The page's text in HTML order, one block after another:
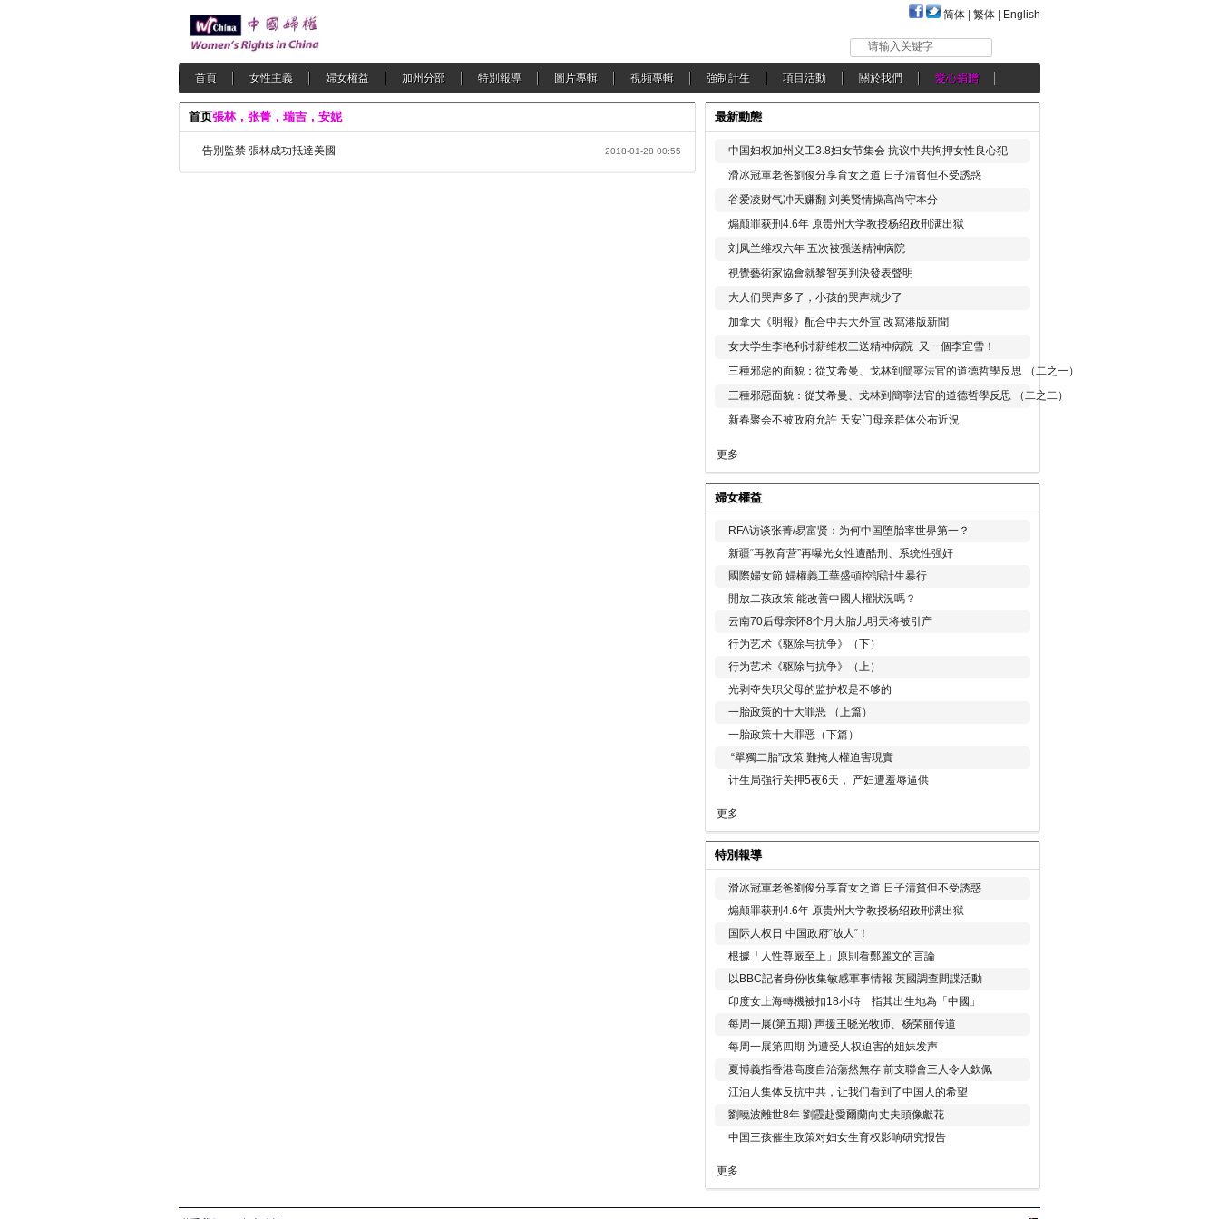
简体 繁体 English
请输入关键字
首頁 女性主義 婦女權益 加州分部 特別報導 圖片專輯 視頻專輯 強制計生 項目活動 關於我們 愛心捐贈
首页張林，张菁，瑞吉，安妮
告別監禁 張林成功抵達美國 2018-01-28 00:55
最新動態
中国妇权加州义工3.8妇女节集会 抗议中共拘押女性良心犯
滑冰冠軍老爸劉俊分享育女之道 日子清貧但不受誘惑
谷爱凌财气冲天赚翻 刘美贤情操高尚守本分
煽颠罪获刑4.6年 原贵州大学教授杨绍政刑满出狱
刘凤兰维权六年 五次被强送精神病院
視覺藝術家協會就黎智英判決發表聲明
大人们哭声多了，小孩的哭声就少了
加拿大《明報》配合中共大外宣 改寫港版新聞
女大学生李艳利讨薪维权三送精神病院 又一個李宜雪！
三種邪惡的面貌：從艾希曼、戈林到簡寧法官的道德哲學反思 （二之一）
三種邪惡面貌：從艾希曼、戈林到簡寧法官的道德哲學反思 （二之二）
新春聚会不被政府允許 天安门母亲群体公布近況
更多
婦女權益
RFA访谈张菁/易富贤：为何中国堕胎率世界第一？
新疆“再教育营”再曝光女性遭酷刑、系统性强奸
國際婦女節 婦權義工華盛頓控訴計生暴行
開放二孩政策 能改善中國人權狀況嗎？
云南70后母亲怀8个月大胎儿明天将被引产
行为艺术《驱除与抗争》（下）
行为艺术《驱除与抗争》（上）
光剥夺失职父母的监护权是不够的
一胎政策的十大罪恶 （上篇）
一胎政策十大罪恶（下篇）
“單獨二胎”政策 難掩人權迫害現實
计生局強行关押5夜6天， 产妇遭羞辱逼供
更多
特別報導
滑冰冠軍老爸劉俊分享育女之道 日子清貧但不受誘惑
煽颠罪获刑4.6年 原贵州大学教授杨绍政刑满出狱
国际人权日 中国政府“放人“！
根據「人性尊嚴至上」原則看鄭麗文的言論
以BBC記者身份收集敏感軍事情報 英國調查間諜活動
印度女上海轉機被扣18小時 指其出生地為「中國」
每周一展(第五期) 声援王晓光牧师、杨荣丽传道
每周一展第四期 为遭受人权迫害的姐妹发声
夏博義指香港高度自治蕩然無存 前支聯會三人令人欽佩
江油人集体反抗中共，让我们看到了中国人的希望
劉曉波離世8年 劉霞赴愛爾蘭向丈夫頭像獻花
中国三孩催生政策对妇女生育权影响研究报告
更多